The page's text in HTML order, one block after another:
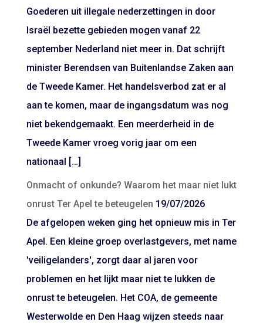
Goederen uit illegale nederzettingen in door
Israël bezette gebieden mogen vanaf 22
september Nederland niet meer in. Dat schrijft
minister Berendsen van Buitenlandse Zaken aan
de Tweede Kamer. Het handelsverbod zat er al
aan te komen, maar de ingangsdatum was nog
niet bekendgemaakt. Een meerderheid in de
Tweede Kamer vroeg vorig jaar om een
nationaal […]
Onmacht of onkunde? Waarom het maar niet lukt
onrust Ter Apel te beteugelen 19/07/2026
De afgelopen weken ging het opnieuw mis in Ter
Apel. Een kleine groep overlastgevers, met name
'veiligelanders', zorgt daar al jaren voor
problemen en het lijkt maar niet te lukken de
onrust te beteugelen. Het COA, de gemeente
Westerwolde en Den Haag wijzen steeds naar